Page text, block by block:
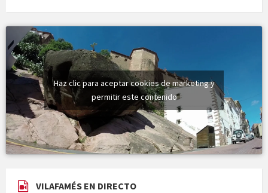
Haz clic para aceptar cookies de marketing y
permitir este contenido
VILAFAMÉS EN DIRECTO